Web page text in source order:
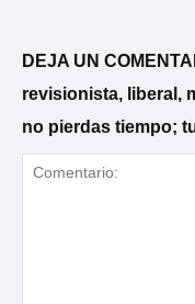
DEJA UN
revisionista, liberal,
no pierdas tiempo;